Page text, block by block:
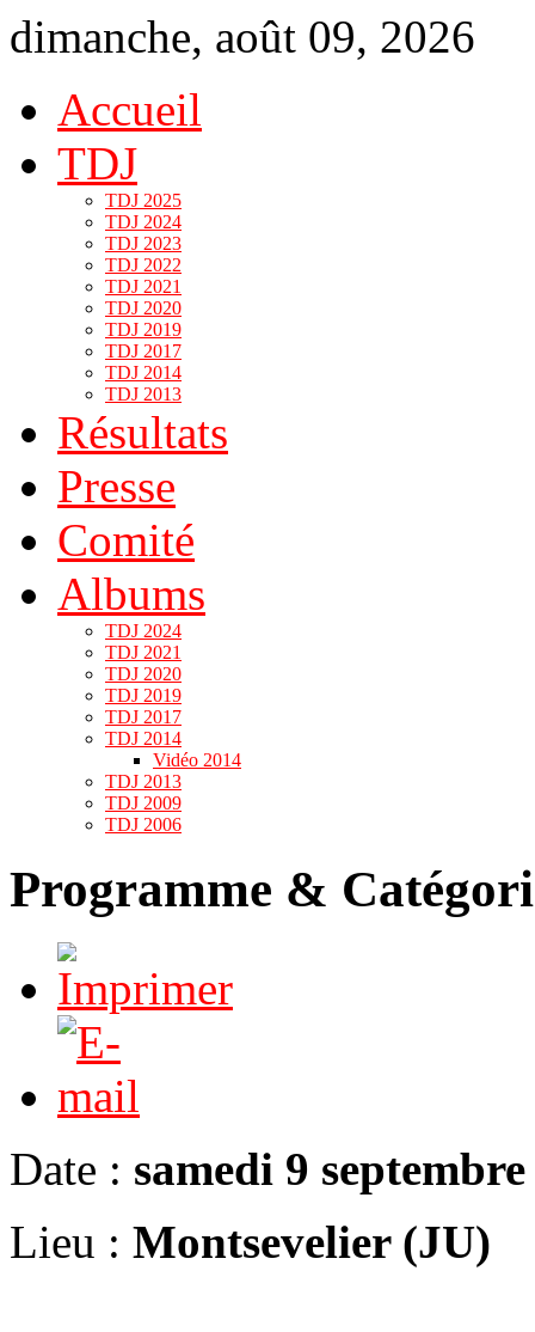
dimanche, août 09, 2026
Accueil
TDJ
TDJ 2025
TDJ 2024
TDJ 2023
TDJ 2022
TDJ 2021
TDJ 2020
TDJ 2019
TDJ 2017
TDJ 2014
TDJ 2013
Résultats
Presse
Comité
Albums
TDJ 2024
TDJ 2021
TDJ 2020
TDJ 2019
TDJ 2017
TDJ 2014
Vidéo 2014
TDJ 2013
TDJ 2009
TDJ 2006
Programme &
Date : samedi 9
Lieu : Montsevelier (JU)